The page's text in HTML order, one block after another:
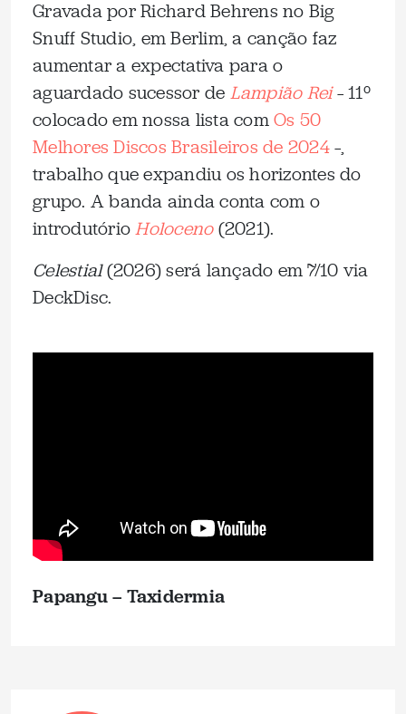
Gravada por Richard Behrens no Big
Snuff Studio, em Berlim, a canção faz
aumentar a expectativa para o
aguardado sucessor de Lampião Rei– 11º
colocado em nossa lista comOs 50
Melhores Discos Brasileiros de 2024–,
trabalho que expandiu os horizontes do
grupo. A banda ainda conta com o
introdutórioHoloceno(2021).
Celestial(2026) será lançado em 7/10 via
DeckDisc.
Papangu – Taxidermia